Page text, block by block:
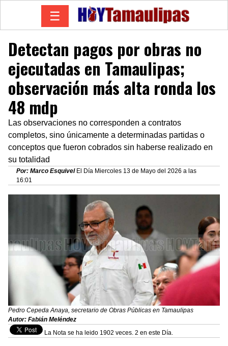
☰
Detectan pagos por obras no
ejecutadas en Tamaulipas;
observación más alta ronda los
48 mdp
Las observaciones no corresponden a contratos
completos, sino únicamente a determinadas partidas o
conceptos que fueron cobrados sin haberse realizado en
su totalidad
Por: Marco Esquivel El Día Miercoles 13 de Mayo del 2026 a las
16:01
Pedro Cepeda Anaya, secretario de Obras Públicas en Tamaulipas
Autor: Fabián Meléndez
La Nota se ha leido 1902 veces. 2 en este Día.